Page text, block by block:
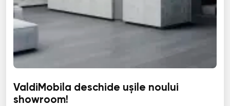
ValdiMobila deschide ușile noului
showroom!